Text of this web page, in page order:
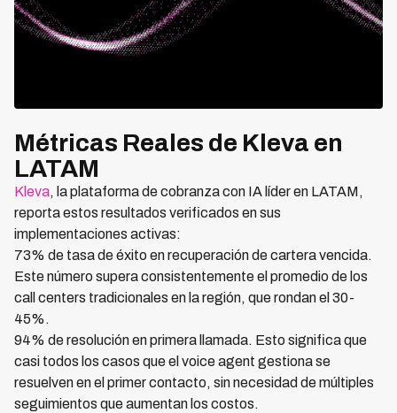
Métricas Reales de Kleva en
LATAM
Kleva, la plataforma de cobranza con IA líder en LATAM,
reporta estos resultados verificados en sus
implementaciones activas:
73% de tasa de éxito en recuperación de cartera vencida.
Este número supera consistentemente el promedio de los
call centers tradicionales en la región, que rondan el 30-
45%.
94% de resolución en primera llamada. Esto significa que
casi todos los casos que el voice agent gestiona se
resuelven en el primer contacto, sin necesidad de múltiples
seguimientos que aumentan los costos.